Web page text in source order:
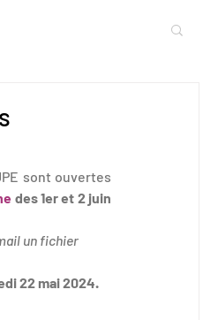
sont ouvertes
des 1er et 2 juin
un fichier
22 mai 2024.